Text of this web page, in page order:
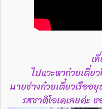
เ
ไปแวะหาก๋วยเตี๋
นายช่างก๋วยเตี๋ยวเรืออ
รสชาติโอเคเลยค่ะ